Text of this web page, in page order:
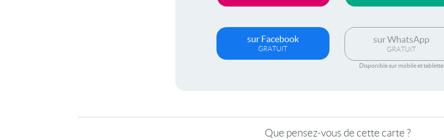
sur Facebook
GRATUIT
sur WhatsApp
GRATUIT
Disponible sur mobile et tablette
Que pensez-vous de cette carte ?